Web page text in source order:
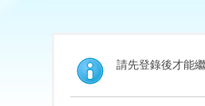
索
請先登錄後才能